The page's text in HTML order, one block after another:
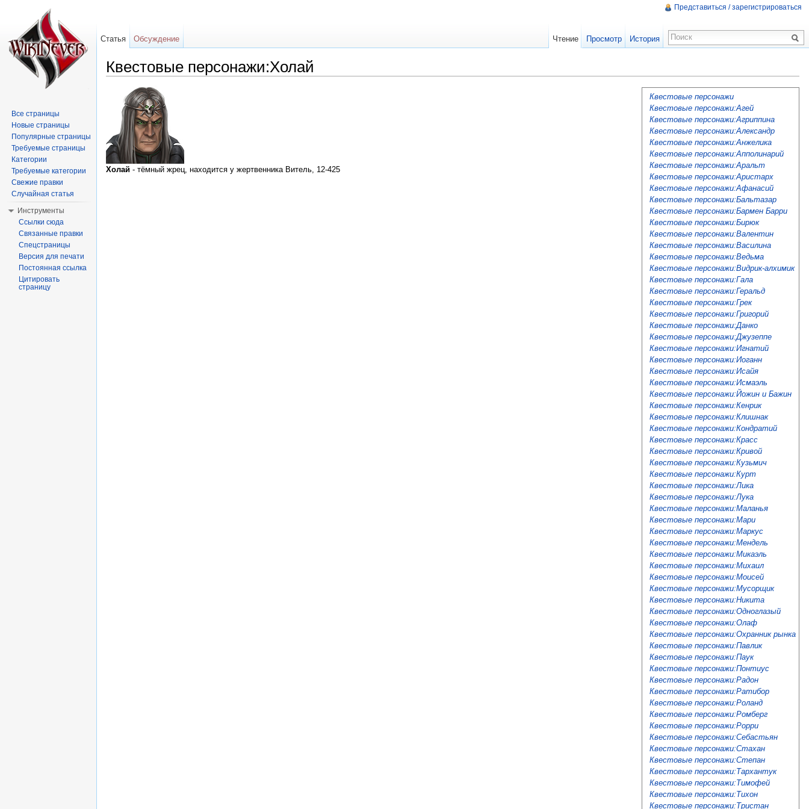
Квестовые персонажи:Холай
Квестовые персонажи
Квестовые персонажи:Агей
Квестовые персонажи:Агриппина
Квестовые персонажи:Александр
Квестовые персонажи:Анжелика
Квестовые персонажи:Апполинарий
Квестовые персонажи:Аральт
Квестовые персонажи:Аристарх
Квестовые персонажи:Афанасий
Квестовые персонажи:Бальтазар
Квестовые персонажи:Бармен Барри
Квестовые персонажи:Бирюк
Квестовые персонажи:Валентин
Квестовые персонажи:Василина
Квестовые персонажи:Ведьма
Квестовые персонажи:Видрик-алхимик
Квестовые персонажи:Гала
Квестовые персонажи:Геральд
Квестовые персонажи:Грек
Квестовые персонажи:Григорий
Квестовые персонажи:Данко
Квестовые персонажи:Джузеппе
Квестовые персонажи:Игнатий
Квестовые персонажи:Иоганн
Квестовые персонажи:Исайя
Квестовые персонажи:Исмаэль
Квестовые персонажи:Йожин и Бажин
Квестовые персонажи:Кенрик
Квестовые персонажи:Клишнак
Квестовые персонажи:Кондратий
Квестовые персонажи:Красс
Квестовые персонажи:Кривой
Квестовые персонажи:Кузьмич
Квестовые персонажи:Курт
Квестовые персонажи:Лика
Квестовые персонажи:Лука
Квестовые персонажи:Маланья
Квестовые персонажи:Мари
Квестовые персонажи:Маркус
Квестовые персонажи:Мендель
Квестовые персонажи:Микаэль
Квестовые персонажи:Михаил
Квестовые персонажи:Моисей
Квестовые персонажи:Мусорщик
Квестовые персонажи:Никита
Квестовые персонажи:Одноглазый
Квестовые персонажи:Олаф
Квестовые персонажи:Охранник рынка
Квестовые персонажи:Павлик
Квестовые персонажи:Паук
Квестовые персонажи:Понтиус
Квестовые персонажи:Радон
Квестовые персонажи:Ратибор
Квестовые персонажи:Роланд
Квестовые персонажи:Ромберг
Квестовые персонажи:Рорри
Квестовые персонажи:Себастьян
Квестовые персонажи:Стахан
Квестовые персонажи:Степан
Квестовые персонажи:Тархантук
Квестовые персонажи:Тимофей
Квестовые персонажи:Тихон
Квестовые персонажи:Тристан
Холай - тёмный жрец, находится у жертвенника Витель, 12-425
Представиться / зарегистрироваться
Статья Обсуждение Чтение Просмотр История
Все страницы
Новые страницы
Популярные страницы
Требуемые страницы
Категории
Требуемые категории
Свежие правки
Случайная статья
Инструменты
Ссылки сюда
Связанные правки
Спецстраницы
Версия для печати
Постоянная ссылка
Цитировать
страницу